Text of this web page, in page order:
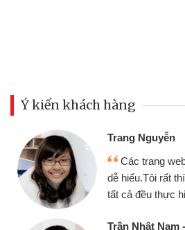
Ý kiến khách hàng
thân thiện,
nhanh chóng
rất tốt